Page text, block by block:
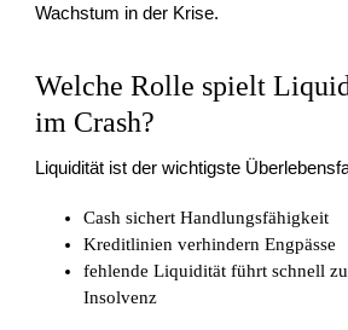
Wachstum in der Krise.
Welche Rolle spielt
im Crash?
Liquidität ist der wichtigste
Cash sichert Handlungsfähigkeit
Kreditlinien verhindern Engpässe
fehlende Liquidität führt schnell
Insolvenz